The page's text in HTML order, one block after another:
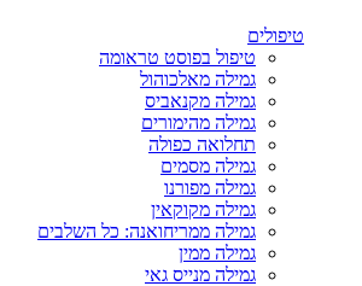
טיפולים
טיפול בפוסט טראומה
גמילה מאלכוהול
גמילה מקנאביס
גמילה מהימורים
תחלואה כפולה
גמילה מסמים
גמילה מפורנו
גמילה מקוקאין
גמילה ממריחואנה: כל השלבים
גמילה ממין
גמילה מנייס גאי